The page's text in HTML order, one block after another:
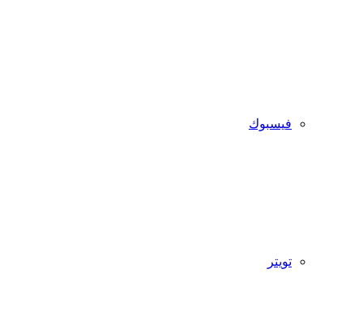
فيسبوك
تويتر